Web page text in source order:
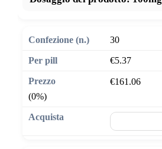
30
€5.37
€161.06
(0%)